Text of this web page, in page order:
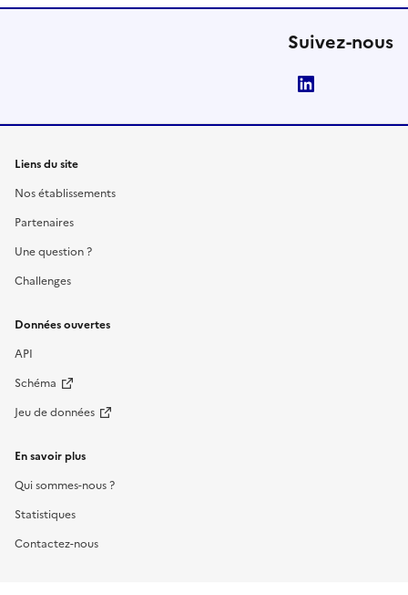
Suivez-nous
Liens du site
Nos établissements
Partenaires
Une question ?
Challenges
Données ouvertes
API
Schéma
Jeu de données
En savoir plus
Qui sommes-nous ?
Statistiques
Contactez-nous